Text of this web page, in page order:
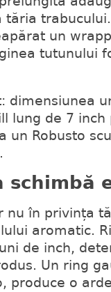
un
tutunului
dimensiunea
lung de 7
un Robusto
schimbă
nu în privința
aromatic.
de inch,
Un ring
produce o